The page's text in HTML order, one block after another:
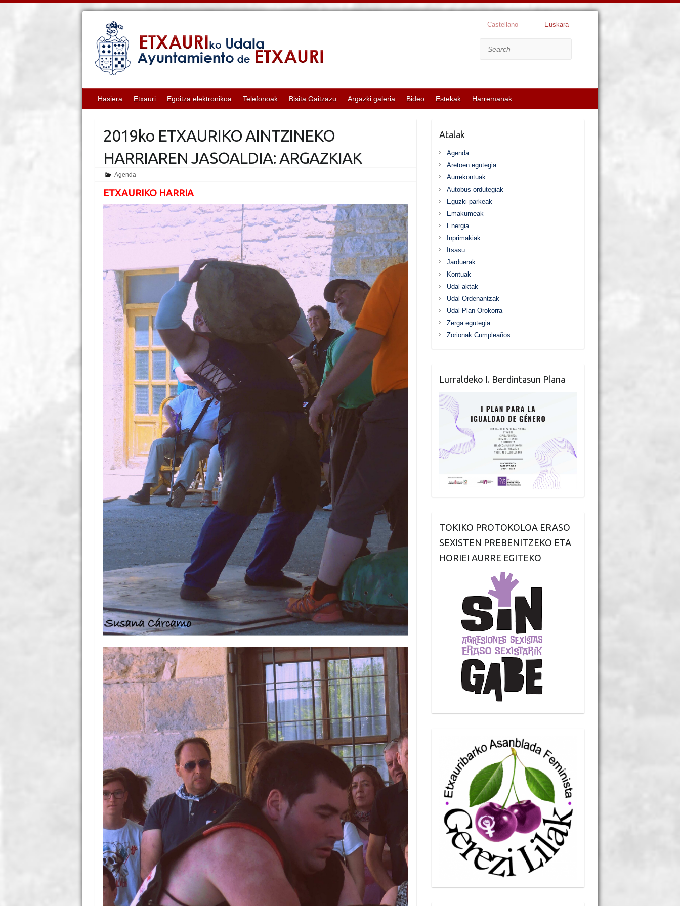
Castellano Euskara
Hasiera Etxauri Egoitza elektronikoa Telefonoak Bisita Gaitzazu Argazki galeria Bideo Estekak Harremanak
2019ko ETXAURIKO AINTZINEKO
HARRIAREN JASOALDIA: ARGAZKIAK
Agenda
ETXAURIKO HARRIA
Atalak
Agenda
Aretoen egutegia
Aurrekontuak
Autobus ordutegiak
Eguzki-parkeak
Emakumeak
Energia
Inprimakiak
Itsasu
Jarduerak
Kontuak
Udal aktak
Udal Ordenantzak
Udal Plan Orokorra
Zerga egutegia
Zorionak Cumpleaños
Lurraldeko I. Berdintasun Plana
TOKIKO PROTOKOLOA ERASO
SEXISTEN PREBENITZEKO ETA
HORIEI AURRE EGITEKO